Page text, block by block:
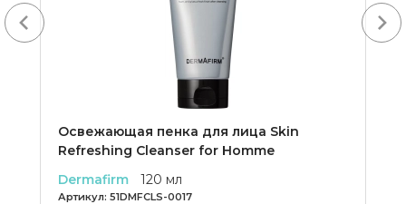
Освежающая пенка для лица Skin
Refreshing Cleanser for Homme
Dermafirm
120 мл
Артикул: 51DMFCLS-0017